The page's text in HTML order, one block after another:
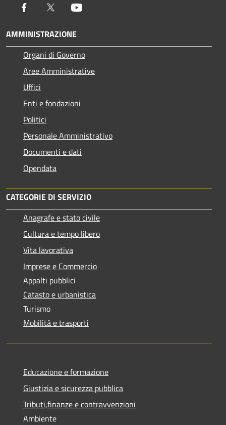
Facebook Twitter
AMMINISTRAZIONE
Organi di Governo
Aree Amministrative
Uffici
Enti e fondazioni
Politici
Personale Amministrativo
Documenti e dati
Opendata
CATEGORIE DI SERVIZIO
Anagrafe e stato civile
Cultura e tempo libero
Vita lavorativa
Imprese e Commercio
Appalti pubblici
Catasto e urbanistica
Turismo
Mobilità e trasporti
Educazione e formazione
Giustizia e sicurezza pubblica
Tributi,finanze e contravvenzioni
Ambiente